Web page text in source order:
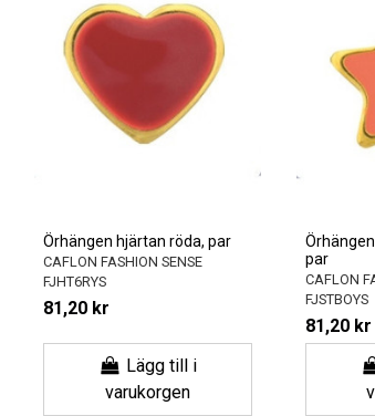
Örhängen hjärtan röda, par
CAFLON FASHION SENSE
FJHT6RYS
81,20 kr
Lägg till i
varukorgen
par
CAFLON
FJSTBOYS
81,20 kr